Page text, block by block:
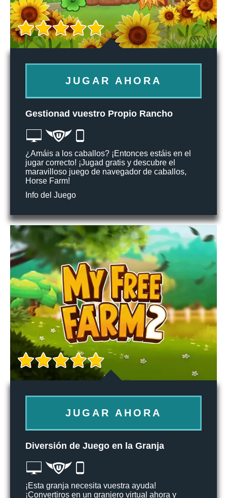
JUGAR AHORA
Gestionad vuestro Propio Rancho
¿Amáis a los caballos? ¡Entonces estáis en el
jugar correcto! ¡Jugad gratis y descubre el
maravilloso juego de navegador de caballos,
Horse Farm!
Info del Juego
JUGAR AHORA
Diversión de Juego en la Granja
¡Esta granja necesita vuestra ayuda!
¡Convertiros en un granjero virtual ahora y